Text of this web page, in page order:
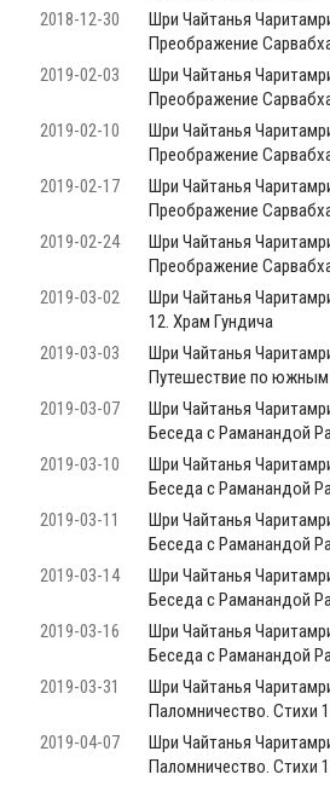
2018-12-30
Шри Чайтанья
Преображение
2019-02-03
Шри Чайтанья
Преображение
2019-02-10
Шри Чайтанья
Преображение
2019-02-17
Шри Чайтанья
Преображение
2019-02-24
Шри Чайтанья
Преображение
2019-03-02
Шри Чайтанья
12. Храм Гундича
2019-03-03
Шри Чайтанья
Путешествие по
2019-03-07
Шри Чайтанья
Беседа с Раманандой
2019-03-10
Шри Чайтанья
Беседа с Раманандой
2019-03-11
Шри Чайтанья
Беседа с Раманандой
2019-03-14
Шри Чайтанья
Беседа с Раманандой
2019-03-16
Шри Чайтанья
Беседа с Раманандой
2019-03-31
Шри Чайтанья
Паломничество. Стихи
2019-04-07
Шри Чайтанья
Паломничество. Стихи